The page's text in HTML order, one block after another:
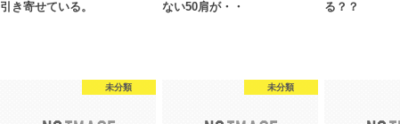
引き寄せている。
ない50肩が・・
る？？
未分類 未分類